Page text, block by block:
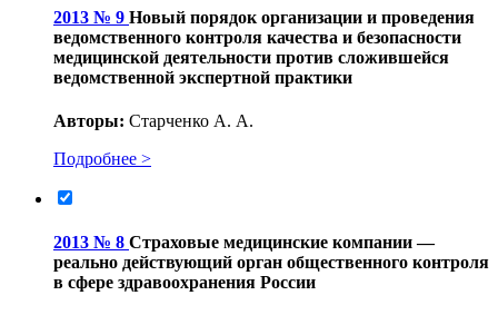
2013 № 9 Новый порядок организации и проведения
ведомственного контроля качества и безопасности
медицинской деятельности против сложившейся
ведомственной экспертной практики
Авторы: Старченко А. А.
Подробнее >
2013 № 8 Страховые медицинские компании —
реально действующий орган общественного контроля
в сфере здравоохранения России